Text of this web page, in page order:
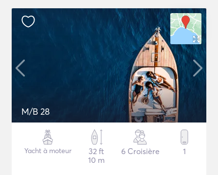
M/B 28
Yacht à moteur
32 ft
10 m
6 Croisière 1